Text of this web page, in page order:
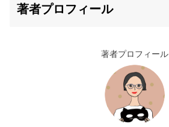
著者プロフィール
著者プロフィール